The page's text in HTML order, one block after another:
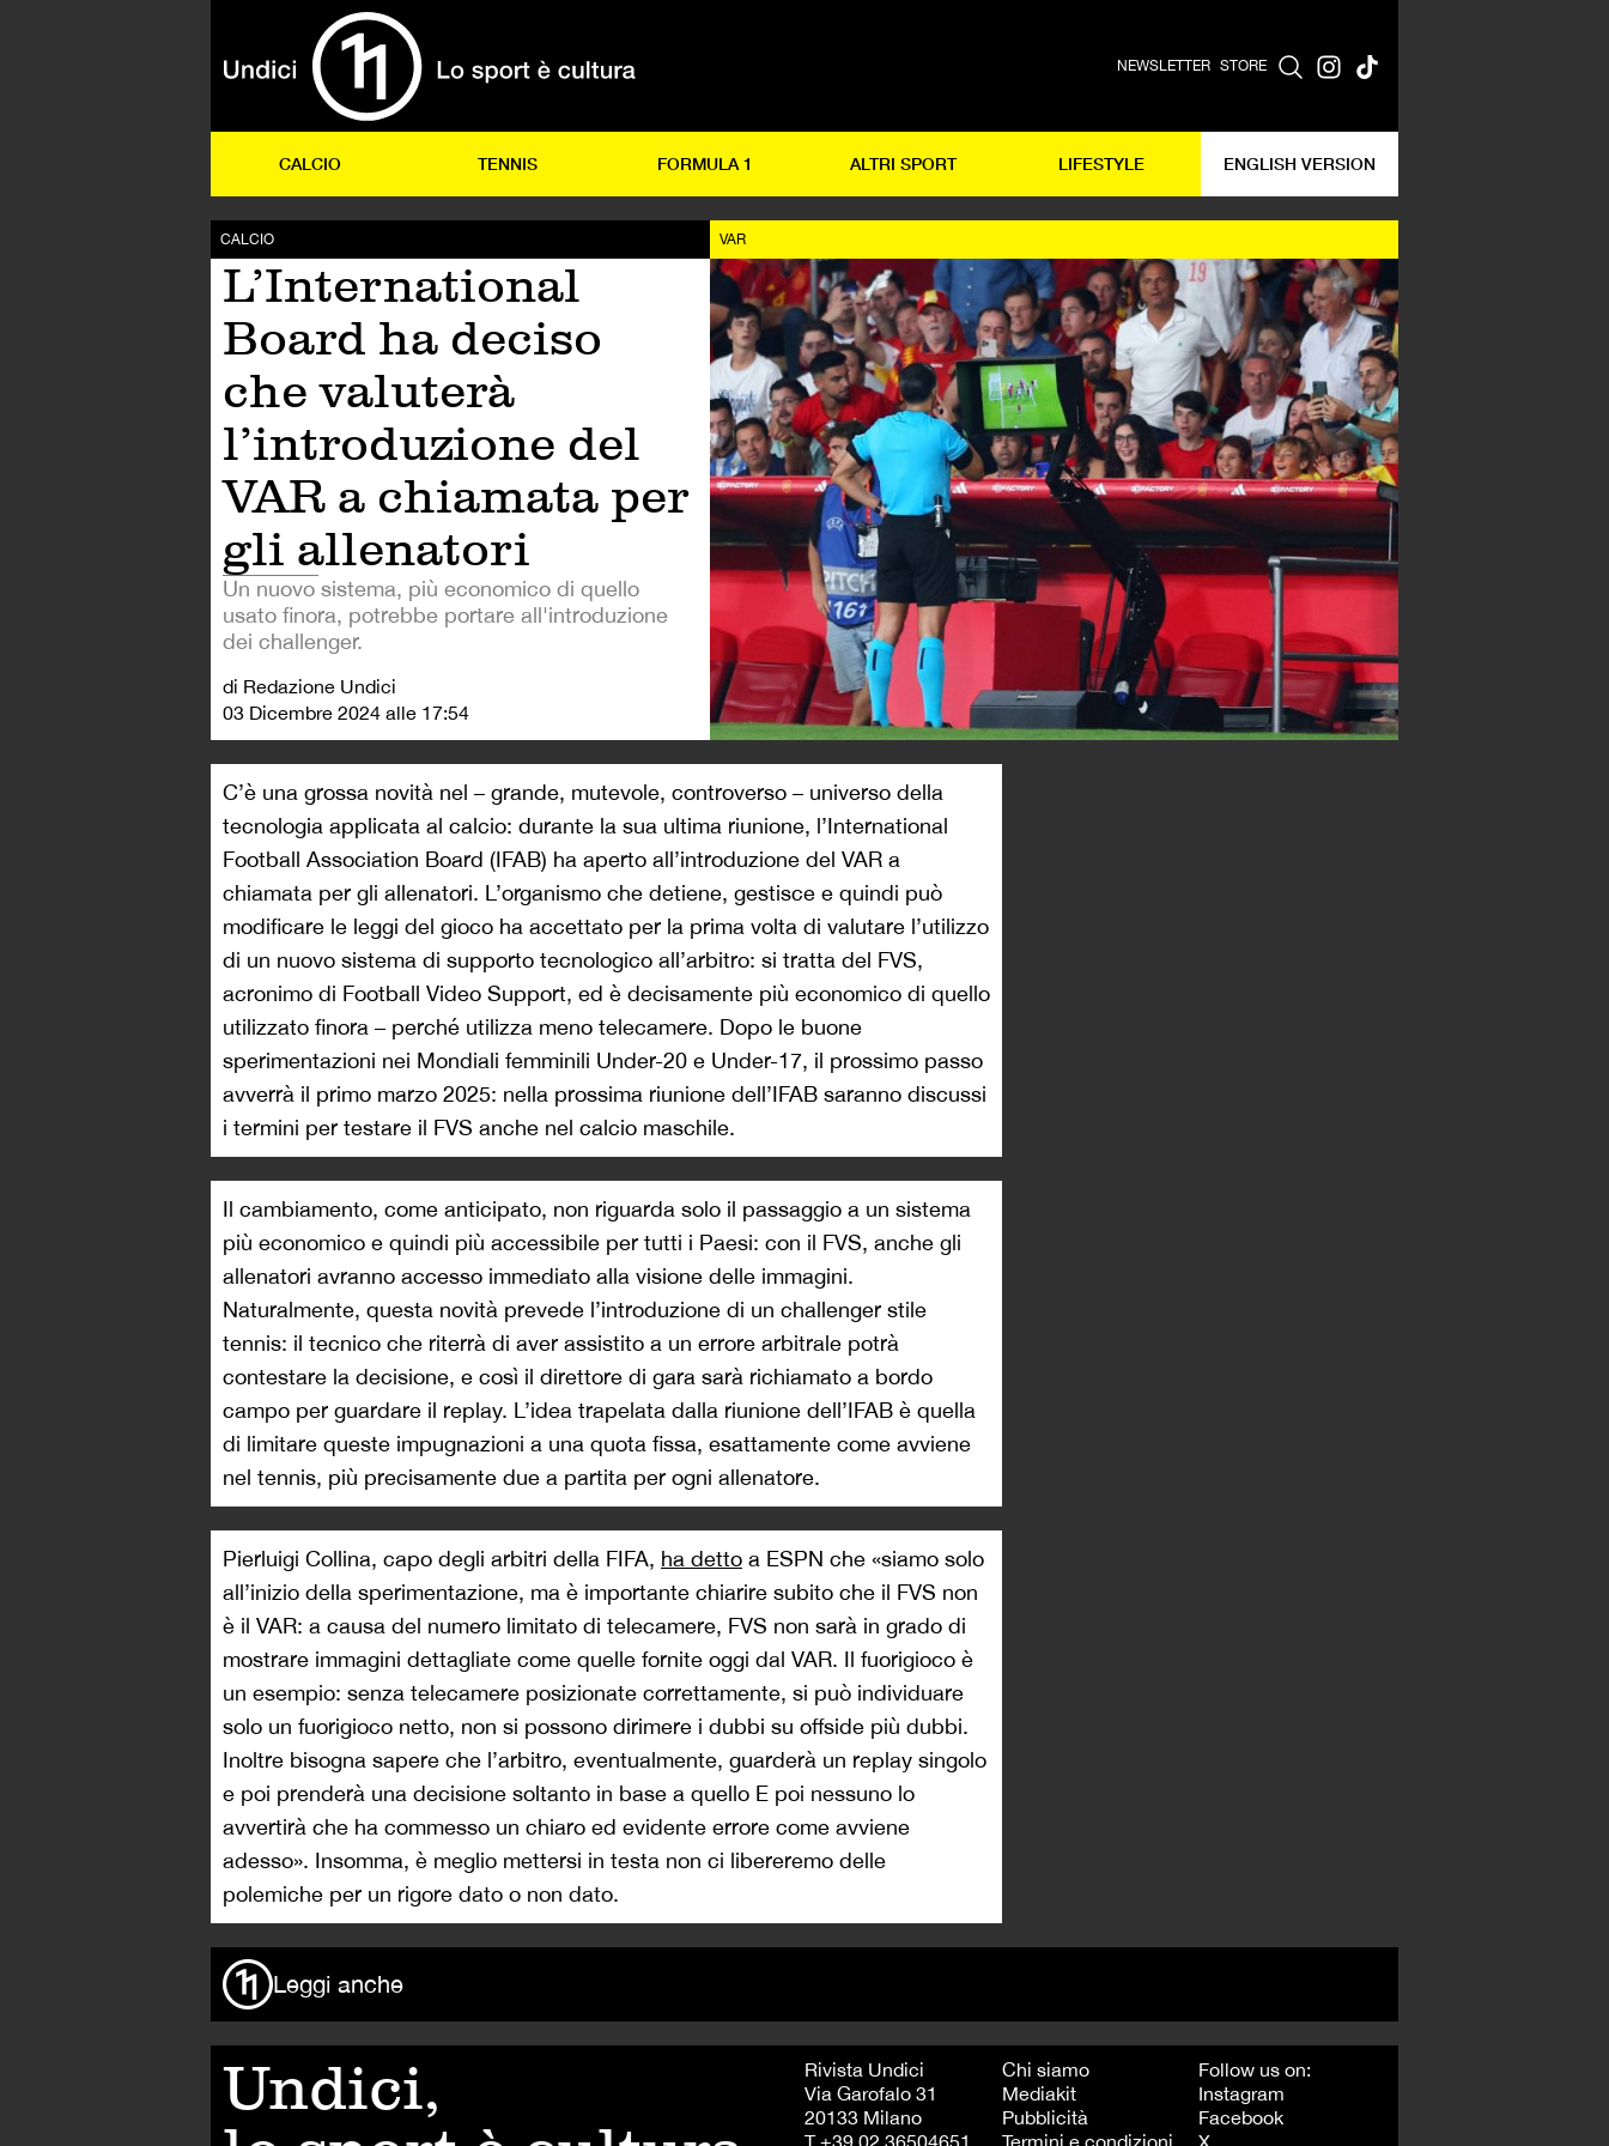
NEWSLETTER STORE
CALCIO TENNIS FORMULA 1 ALTRI SPORT LIFESTYLE ENGLISH VERSION
CALCIO
L’International
Board ha deciso
che valuterà
l’introduzione del
VAR a chiamata per
gli allenatori
Un nuovo sistema, più economico di quello
usato finora, potrebbe portare all'introduzione
dei challenger.
di Redazione Undici
03 Dicembre 2024 alle 17:54
VAR
C’è una grossa novità nel – grande, mutevole, controverso – universo della
tecnologia applicata al calcio: durante la sua ultima riunione, l’International
Football Association Board (IFAB) ha aperto all’introduzione del VAR a
chiamata per gli allenatori. L’organismo che detiene, gestisce e quindi può
modificare le leggi del gioco ha accettato per la prima volta di valutare l’utilizzo
di un nuovo sistema di supporto tecnologico all’arbitro: si tratta del FVS,
acronimo di Football Video Support, ed è decisamente più economico di quello
utilizzato finora – perché utilizza meno telecamere. Dopo le buone
sperimentazioni nei Mondiali femminili Under-20 e Under-17, il prossimo passo
avverrà il primo marzo 2025: nella prossima riunione dell’IFAB saranno discussi
i termini per testare il FVS anche nel calcio maschile.
Il cambiamento, come anticipato, non riguarda solo il passaggio a un sistema
più economico e quindi più accessibile per tutti i Paesi: con il FVS, anche gli
allenatori avranno accesso immediato alla visione delle immagini.
Naturalmente, questa novità prevede l’introduzione di un challenger stile
tennis: il tecnico che riterrà di aver assistito a un errore arbitrale potrà
contestare la decisione, e così il direttore di gara sarà richiamato a bordo
campo per guardare il replay. L’idea trapelata dalla riunione dell’IFAB è quella
di limitare queste impugnazioni a una quota fissa, esattamente come avviene
nel tennis, più precisamente due a partita per ogni allenatore.
Pierluigi Collina, capo degli arbitri della FIFA, ha detto a ESPN che «siamo solo
all’inizio della sperimentazione, ma è importante chiarire subito che il FVS non
è il VAR: a causa del numero limitato di telecamere, FVS non sarà in grado di
mostrare immagini dettagliate come quelle fornite oggi dal VAR. Il fuorigioco è
un esempio: senza telecamere posizionate correttamente, si può individuare
solo un fuorigioco netto, non si possono dirimere i dubbi su offside più dubbi.
Inoltre bisogna sapere che l’arbitro, eventualmente, guarderà un replay singolo
e poi prenderà una decisione soltanto in base a quello E poi nessuno lo
avvertirà che ha commesso un chiaro ed evidente errore come avviene
adesso». Insomma, è meglio mettersi in testa non ci libereremo delle
polemiche per un rigore dato o non dato.
Leggi anche
Undici,
Rivista Undici
Via Garofalo 31
20133 Milano
T +39 02 36504651
Chi siamo
Mediakit
Pubblicità
Termini e condizioni
Follow us on:
Instagram
Facebook
X